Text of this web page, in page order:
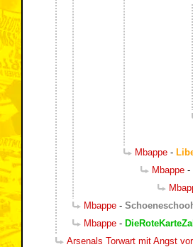
Mbappe -
Mbappe -
Mbappe -
Mbappe -
Arsenals Torwart mit Angst